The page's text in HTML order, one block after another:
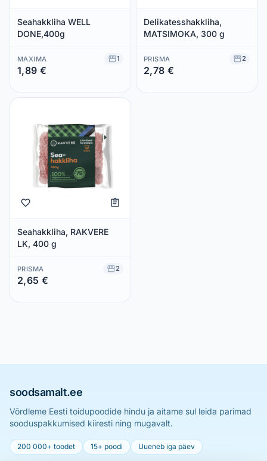
Seahakkliha WELL
DONE,400g
MAXIMA 1
1,89 €
Delikatesshakkliha,
MATSIMOKA, 300 g
PRISMA 2
2,78 €
Seahakkliha, RAKVERE
LK, 400 g
PRISMA 2
2,65 €
soodsamalt.ee
Võrdleme Eesti toidupoodide hindu ja aitame sul leida parimad
sooduspakkumised kiiresti ning mugavalt.
200 000+ toodet 15+ poodi Uueneb iga päev